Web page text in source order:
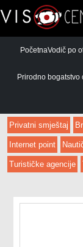
PočetnaVodič po
Prirodno bogatstvo
Privatni smještaj
Internet point
Turističke agencije